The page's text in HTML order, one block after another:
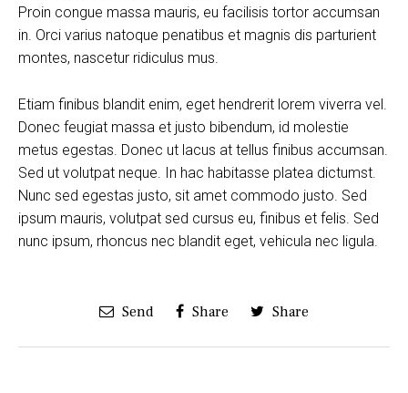
Proin congue massa mauris, eu facilisis tortor accumsan
in. Orci varius natoque penatibus et magnis dis parturient
montes, nascetur ridiculus mus.
Etiam finibus blandit enim, eget hendrerit lorem viverra vel.
Donec feugiat massa et justo bibendum, id molestie
metus egestas. Donec ut lacus at tellus finibus accumsan.
Sed ut volutpat neque. In hac habitasse platea dictumst.
Nunc sed egestas justo, sit amet commodo justo. Sed
ipsum mauris, volutpat sed cursus eu, finibus et felis. Sed
nunc ipsum, rhoncus nec blandit eget, vehicula nec ligula.
Send Share Share